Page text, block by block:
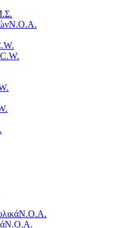
Ν.Ο.Α.
C.W.
Ν.Ο.Α.
Ν.Ο.Α.